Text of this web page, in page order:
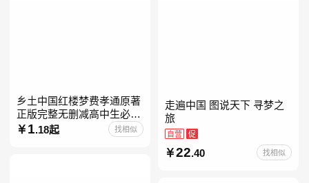
乡土中国红楼梦费孝通原著
正版完整无删减高中生必阅
读整本书阅读与检测研习高
一上册课外书籍白话文非人
1 .18起 找相似
走遍中国 图说天下 寻梦之
旅
自营 促
22.40 找相似